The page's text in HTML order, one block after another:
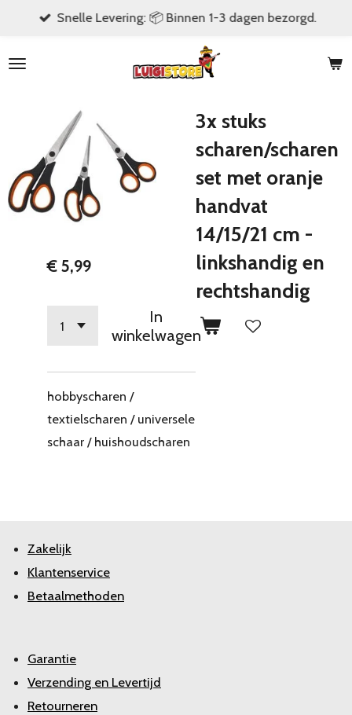
naar
hoofdinhoud
Snelle Levering: 📦 Binnen 1-3 dagen bezorgd.
3x stuks
scharen/scharen
set met oranje
handvat
14/15/21 cm -
linkshandig en
rechtshandig
€ 5,99
In
winkelwagen
hobbyscharen /
textielscharen / universele
schaar / huishoudscharen
Zakelijk
Klantenservice
Betaalmethoden
Garantie
Verzending en Levertijd
Retourneren